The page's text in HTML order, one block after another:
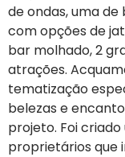
de ondas, uma
com opções de
bar molhado, 2
atrações.
tematização
belezas e
projeto. Foi
proprietários que